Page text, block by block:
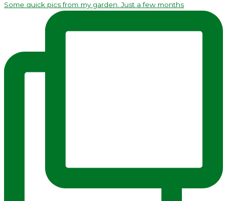
Some quick pics from my garden. Just a few months